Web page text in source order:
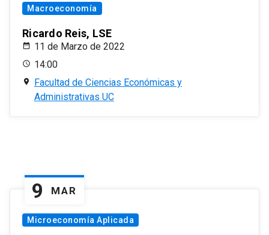
Macroeconomía
Ricardo Reis, LSE
11 de Marzo de 2022
14:00
Facultad de Ciencias Económicas y
Administrativas UC
9 MAR
Microeconomía Aplicada